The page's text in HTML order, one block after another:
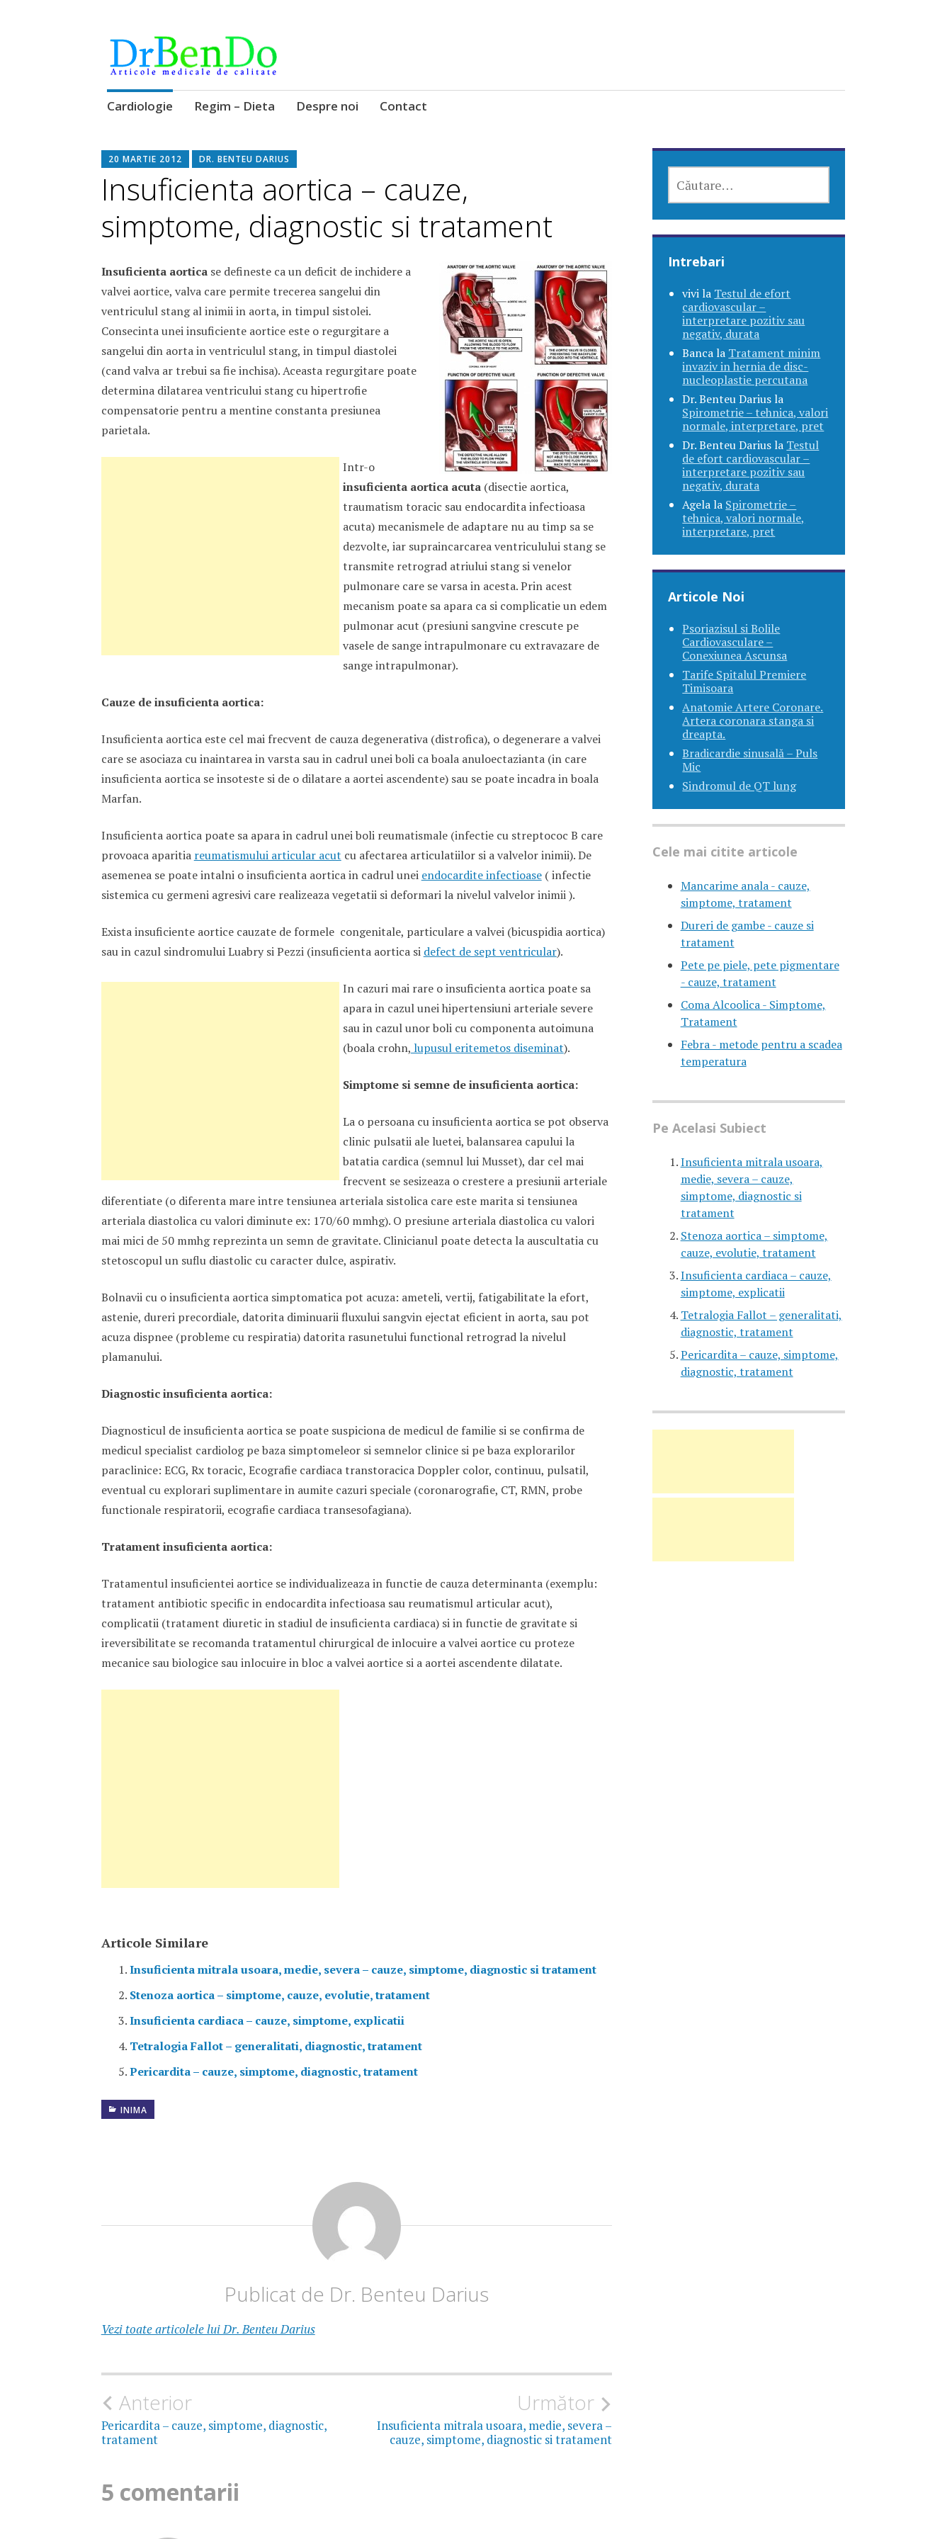
DrBendo.ro
Alimentatia sa iti fie medicatia
Sari
Cardiologie Regim – Dieta Despre noi Contact
20 MARTIE 2012 DR. BENTEU DARIUS
Insuficienta aortica – cauze,
simptome, diagnostic si tratament
Insuficienta aorticase defineste ca un deficit de inchidere a
valvei aortice, valva care permite trecerea sangelui din
ventriculul stang al inimii in aorta, in timpul sistolei.
Consecinta unei insuficiente aortice este o regurgitare a
sangelui din aorta in ventriculul stang, in timpul diastolei
(cand valva ar trebui sa fie inchisa). Aceasta regurgitare poate
determina dilatarea ventricului stang cu hipertrofie
compensatorie pentru a mentine constanta presiunea
parietala.
Intr-o
insuficienta aortica acuta(disectie aortica,
traumatism toracic sau endocardita infectioasa
acuta) mecanismele de adaptare nu au timp sa se
dezvolte, iar supraincarcarea ventriculului stang se
transmite retrograd atriului stang si venelor
pulmonare care se varsa in acesta. Prin acest
mecanism poate sa apara ca si complicatie un edem
pulmonar acut (presiuni sangvine crescute pe
vasele de sange intrapulmonare cu extravazare de
sange intrapulmonar).
Cauze de insuficienta aortica:
Insuficienta aortica este cel mai frecvent de cauza degenerativa (distrofica), o degenerare a valvei
care se asociaza cu inaintarea in varsta sau in cadrul unei boli ca boala anuloectazianta (in care
insuficienta aortica se insoteste si de o dilatare a aortei ascendente) sau se poate incadra in boala
Marfan.
Insuficienta aortica poate sa apara in cadrul unei boli reumatismale (infectie cu streptococ B care
provoaca aparitia reumatismului articular acut cu afectarea articulatiilor si a valvelor inimii). De
asemenea se poate intalni o insuficienta aortica in cadrul unei endocardite infectioase( infectie
sistemica cu germeni agresivi care realizeaza vegetatii si deformari la nivelul valvelor inimii ).
Exista insuficiente aortice cauzate de formele congenitale, particulare a valvei (bicuspidia aortica)
sau in cazul sindromului Luabry si Pezzi (insuficienta aortica si defect de sept ventricular).
In cazuri mai rare o insuficienta aortica poate sa
apara in cazul unei hipertensiuni arteriale severe
sau in cazul unor boli cu componenta autoimuna
(boala crohn, lupusul eritemetos diseminat).
Simptome si semne de insuficienta aortica:
La o persoana cu insuficienta aortica se pot observa
clinic pulsatii ale luetei, balansarea capului la
batatia cardica (semnul lui Musset), dar cel mai
frecvent se sesizeaza o crestere a presiunii arteriale
diferentiate (o diferenta mare intre tensiunea arteriala sistolica care este marita si tensiunea
arteriala diastolica cu valori diminute ex: 170∕60 mmhg). O presiune arteriala diastolica cu valori
mai mici de 50 mmhg reprezinta un semn de gravitate. Clinicianul poate detecta la auscultatia cu
stetoscopul un suflu diastolic cu caracter dulce, aspirativ.
Bolnavii cu o insuficienta aortica simptomatica pot acuza: ameteli, vertij, fatigabilitate la efort,
astenie, dureri precordiale, datorita diminuarii fluxului sangvin ejectat eficient in aorta, sau pot
acuza dispnee (probleme cu respiratia) datorita rasunetului functional retrograd la nivelul
plamanului.
Diagnostic insuficienta aortica:
Diagnosticul de insuficienta aortica se poate suspiciona de medicul de familie si se confirma de
medicul specialist cardiolog pe baza simptomeleor si semnelor clinice si pe baza explorarilor
paraclinice: ECG, Rx toracic, Ecografie cardiaca transtoracica Doppler color, continuu, pulsatil,
eventual cu explorari suplimentare in aumite cazuri speciale (coronarografie, CT, RMN, probe
functionale respiratorii, ecografie cardiaca transesofagiana).
Tratament insuficienta aortica:
Tratamentul insuficientei aortice se individualizeaza in functie de cauza determinanta (exemplu:
tratament antibiotic specific in endocardita infectioasa sau reumatismul articular acut),
complicatii (tratament diuretic in stadiul de insuficienta cardiaca) si in functie de gravitate si
ireversibilitate se recomanda tratamentul chirurgical de inlocuire a valvei aortice cu proteze
mecanice sau biologice sau inlocuire in bloc a valvei aortice si a aortei ascendente dilatate.
Articole Similare
Insuficienta mitrala usoara, medie, severa – cauze, simptome, diagnostic si tratament
Stenoza aortica – simptome, cauze, evolutie, tratament
Insuficienta cardiaca – cauze, simptome, explicatii
Tetralogia Fallot – generalitati, diagnostic, tratament
Pericardita – cauze, simptome, diagnostic, tratament
INIMA
Publicat de Dr. Benteu Darius
Vezi toate articolele lui Dr. Benteu Darius
Navigare
în
Anterior
Pericardita – cauze, simptome, diagnostic,
tratament
Următor
Insuficienta mitrala usoara, medie, severa –
cauze, simptome, diagnostic si tratament
5 comentarii
DUPĂ:
Intrebari
vivi la Testul de efort
cardiovascular –
interpretare pozitiv sau
negativ, durata
Banca la Tratament minim
invaziv in hernia de disc-
nucleoplastie percutana
Dr. Benteu Darius la
Spirometrie – tehnica, valori
normale, interpretare, pret
Dr. Benteu Darius la Testul
de efort cardiovascular –
interpretare pozitiv sau
negativ, durata
Agela la Spirometrie –
tehnica, valori normale,
interpretare, pret
Articole Noi
Psoriazisul si Bolile
Cardiovasculare –
Conexiunea Ascunsa
Tarife Spitalul Premiere
Timisoara
Anatomie Artere Coronare.
Artera coronara stanga si
dreapta.
Bradicardie sinusală – Puls
Mic
Sindromul de QT lung
Cele mai citite articole
Mancarime anala - cauze,
simptome, tratament
Dureri de gambe - cauze si
tratament
Pete pe piele, pete pigmentare
- cauze, tratament
Coma Alcoolica - Simptome,
Tratament
Febra - metode pentru a scadea
temperatura
Pe Acelasi Subiect
Insuficienta mitrala usoara,
medie, severa – cauze,
simptome, diagnostic si
tratament
Stenoza aortica – simptome,
cauze, evolutie, tratament
Insuficienta cardiaca – cauze,
simptome, explicatii
Tetralogia Fallot – generalitati,
diagnostic, tratament
Pericardita – cauze, simptome,
diagnostic, tratament